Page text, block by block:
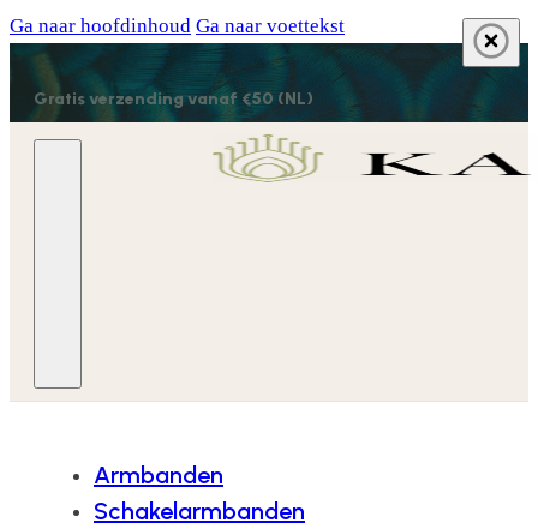
Ga naar hoofdinhoud Ga naar voettekst
Gratis verzending vanaf €50 (NL)
Armbanden
Schakelarmbanden